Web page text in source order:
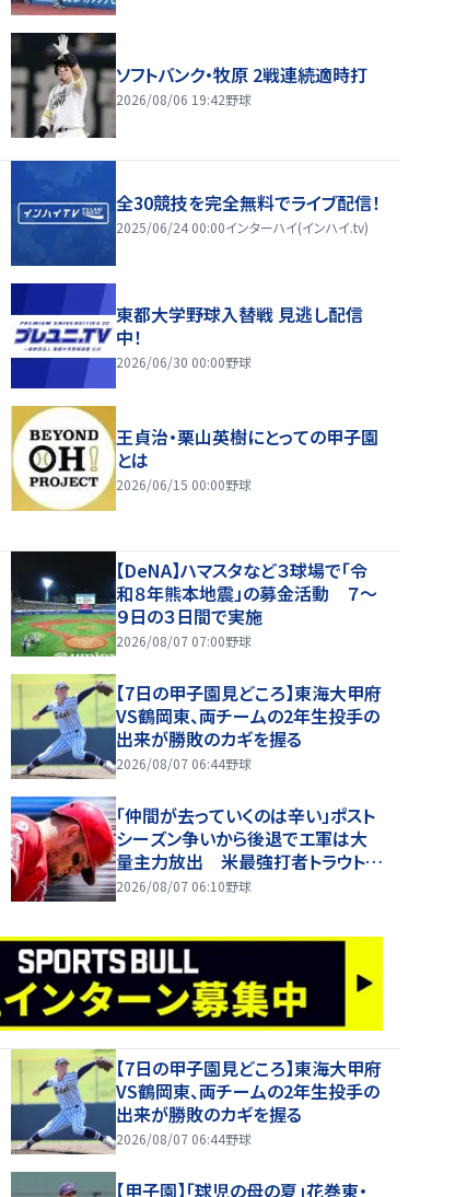
ソフトバンク・牧原 2戦連続適時打
2026/08/06 19:42野球
全30競技を完全無料でライブ配信！
2025/06/24 00:00インターハイ(インハイ.tv)
東都大学野球入替戦 見逃し配信
中！
2026/06/30 00:00野球
王貞治・栗山英樹にとっての甲子園
とは
2026/06/15 00:00野球
【DeNA】ハマスタなど３球場で「令
和８年熊本地震」の募金活動 ７～
９日の３日間で実施
2026/08/07 07:00野球
【7日の甲子園見どころ】東海大甲府
VS鶴岡東、両チームの2年生投手の
出来が勝敗のカギを握る
2026/08/07 06:44野球
「仲間が去っていくのは辛い」ポスト
シーズン争いから後退でエ軍は大
量主力放出 米最強打者トラウトが
球団意向に本音吐露「理想とはかけ
2026/08/07 06:10野球
【7日の甲子園見どころ】東海大甲府
VS鶴岡東、両チームの2年生投手の
出来が勝敗のカギを握る
2026/08/07 06:44野球
【甲子園】「球児の母の夏」花巻東・